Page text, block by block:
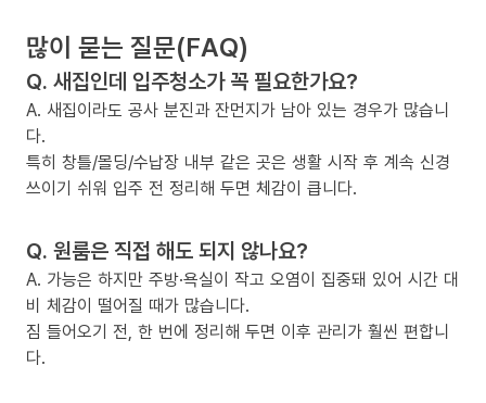
많이 묻는 질문(FAQ)
Q. 새집인데 입주청소가 꼭 필요한가요?
A. 새집이라도 공사 분진과 잔먼지가 남아 있는 경우가 많습니
다.
특히 창틀/몰딩/수납장 내부 같은 곳은 생활 시작 후 계속 신경
쓰이기 쉬워 입주 전 정리해 두면 체감이 큽니다.
Q. 원룸은 직접 해도 되지 않나요?
A. 가능은 하지만 주방·욕실이 작고 오염이 집중돼 있어 시간 대
비 체감이 떨어질 때가 많습니다.
짐 들어오기 전, 한 번에 정리해 두면 이후 관리가 훨씬 편합니
다.